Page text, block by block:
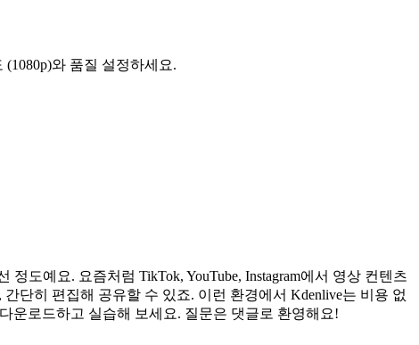
와 품질 설정하세요.
도예요. 요즘처럼 TikTok, YouTube, Instagram에서 영상 컨텐츠
단히 편집해 공유할 수 있죠. 이런 환경에서 Kdenlive는 비용 없
운로드하고 실습해 보세요. 질문은 댓글로 환영해요!